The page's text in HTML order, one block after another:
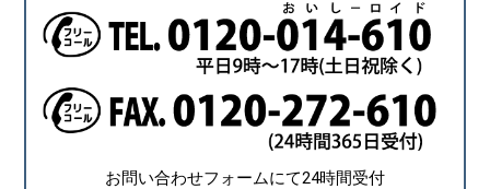
お問い合わせフォームにて24時間受付